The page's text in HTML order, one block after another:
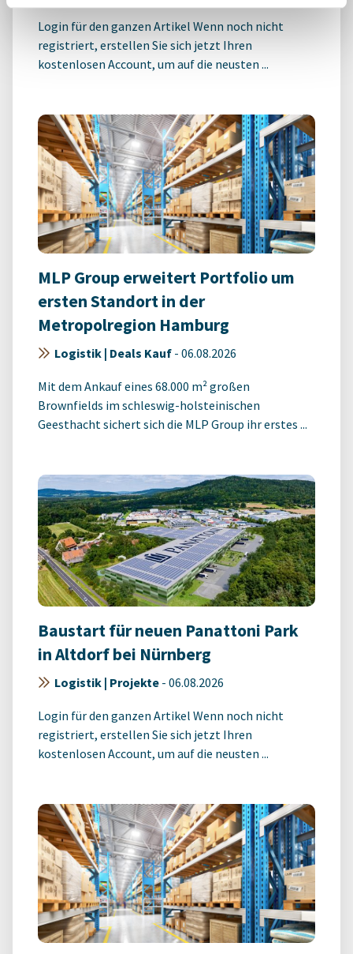
Login für den ganzen Artikel Wenn noch nicht
registriert, erstellen Sie sich jetzt Ihren
kostenlosen Account, um auf die neusten ...
MLP Group erweitert Portfolio um
ersten Standort in der
Metropolregion Hamburg
Logistik | Deals Kauf - 06.08.2026
Mit dem Ankauf eines 68.000 m² großen
Brownfields im schleswig-holsteinischen
Geesthacht sichert sich die MLP Group ihr erstes ...
Baustart für neuen Panattoni Park
in Altdorf bei Nürnberg
Logistik | Projekte - 06.08.2026
Login für den ganzen Artikel Wenn noch nicht
registriert, erstellen Sie sich jetzt Ihren
kostenlosen Account, um auf die neusten ...